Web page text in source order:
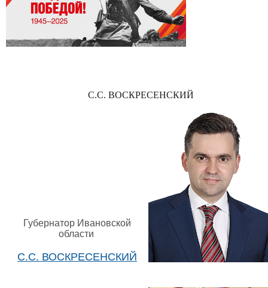
С.С. ВОСКРЕСЕНСКИЙ
Губернатор Ивановской
области
С.С. ВОСКРЕСЕНСКИЙ